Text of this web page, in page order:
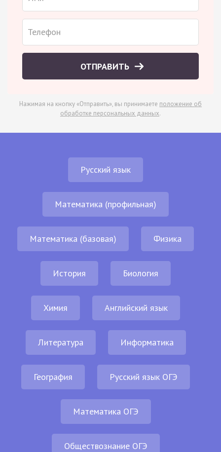
ОТПРАВИТЬ
Нажимая на кнопку «Отправить», вы принимаете положение об
обработке персональных данных.
Русский язык
Математика (профильная)
Математика (базовая) Физика
История Биология
Химия Английский язык
Литература Информатика
География Русский язык ОГЭ
Математика ОГЭ
Обществознание ОГЭ